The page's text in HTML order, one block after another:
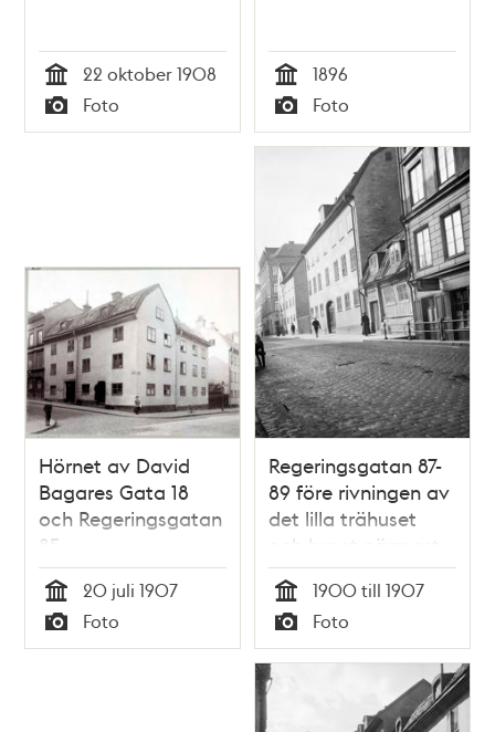
Tid
22 oktober 1908
Typ
Foto Tid
1896
Typ
Foto
Hörnet av David
Bagares Gata 18
och Regeringsgatan
85
Tid
20 juli 1907
Typ
Foto
Regeringsgatan 87-
89 före rivningen av
det lilla trähuset
och huset närmast
t.v
Tid
1900 till 1907
Typ
Foto